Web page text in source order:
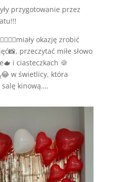
przygotowanie przez
okazję zrobić
przeczytać miłe słowo
i ciasteczkach 🍪
w świetlicy, która
kinową….